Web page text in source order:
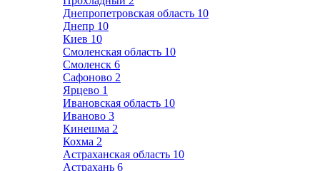
Днепропетровская область 10
Днепр 10
Киев 10
Смоленская область 10
Смоленск 6
Сафоново 2
Ярцево 1
Ивановская область 10
Иваново 3
Кинешма 2
Кохма 2
Астраханская область 10
Астрахань 6